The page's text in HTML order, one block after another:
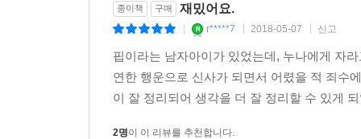
종이책 구매 재밌어요.
r*****7 2018-05-07 신고
핍이라는 남자아이가 있었는데, 누나에게 자
연한 행운으로 신사가 되면서 어렸을 적 죄수
이 잘 정리되어 생각을 더 잘 정리할 수 있게
2명이 이 리뷰를 추천합니다.